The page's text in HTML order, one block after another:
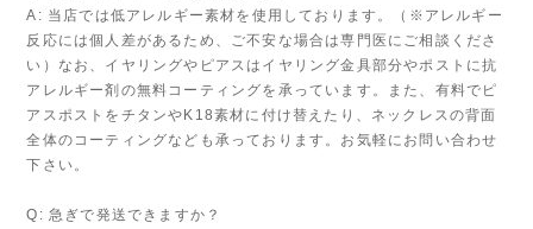
A: 当店では低アレルギー素材を使用しております。（※アレルギー
反応には個人差があるため、ご不安な場合は専門医にご相談くださ
い）なお、イヤリングやピアスはイヤリング金具部分やポストに抗
アレルギー剤の無料コーティングを承っています。また、有料でピ
アスポストをチタンやK18素材に付け替えたり、ネックレスの背面
全体のコーティングなども承っております。お気軽にお問い合わせ
下さい。
Q: 急ぎで発送できますか？